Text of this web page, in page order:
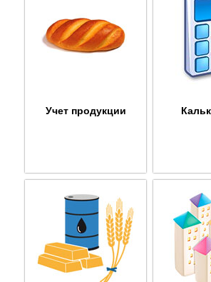
Учет продукции